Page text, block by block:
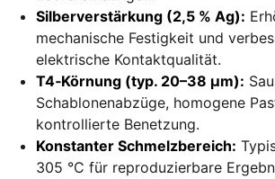
Silberverstärkung (2,5 % Ag):
mechanische Festigkeit und
elektrische Kontaktqualität.
T4‑Körnung (typ. 20–38 µm):
Schablonenabzüge, homogene
kontrollierte Benetzung.
Konstanter Schmelzbereich:
305 °C für reproduzierbare